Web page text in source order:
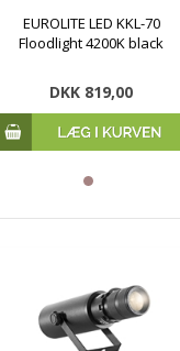
EUROLITE LED KKL-70
Floodlight 4200K black
DKK 819,00